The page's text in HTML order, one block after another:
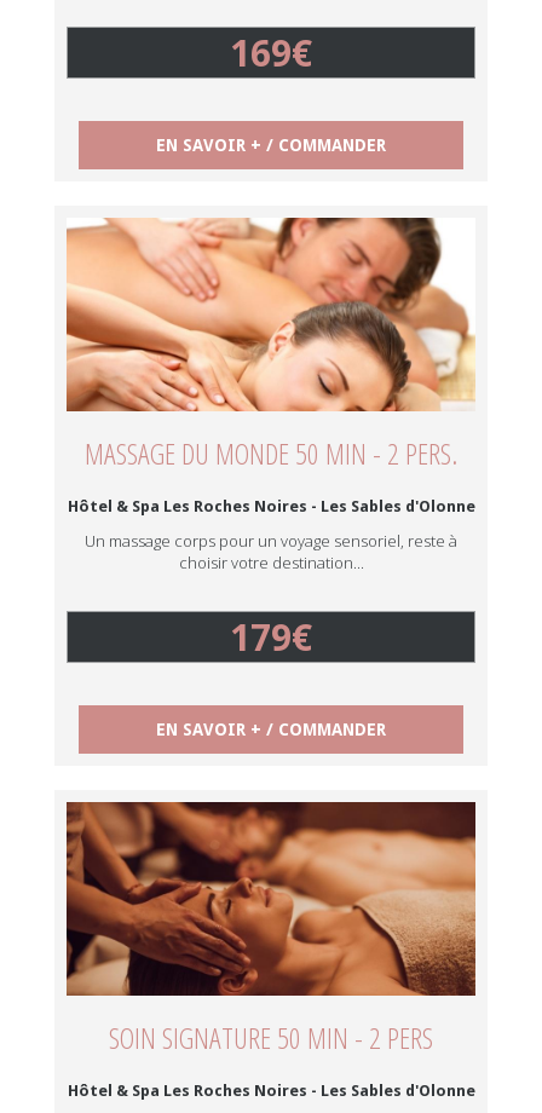
169€
EN SAVOIR + / COMMANDER
MASSAGE DU MONDE 50 MIN - 2 PERS.
Hôtel & Spa Les Roches Noires - Les Sables d'Olonne
Un massage corps pour un voyage sensoriel, reste à
choisir votre destination...
179€
EN SAVOIR + / COMMANDER
SOIN SIGNATURE 50 MIN - 2 PERS
Hôtel & Spa Les Roches Noires - Les Sables d'Olonne